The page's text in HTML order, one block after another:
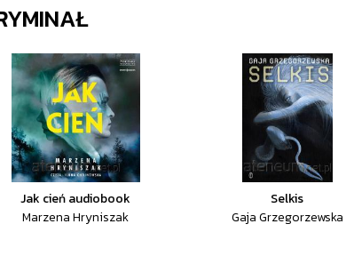
Jak cień audiobook
Marzena Hryniszak
Selkis
Gaja Grzegorzewska